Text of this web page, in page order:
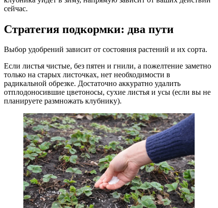
сейчас.
Стратегия подкормки: два пути
Выбор удобрений зависит от состояния растений и их сорта.
Если листья чистые, без пятен и гнили, а пожелтение заметно
только на старых листочках, нет необходимости в
радикальной обрезке. Достаточно аккуратно удалить
отплодоносившие цветоносы, сухие листья и усы (если вы не
планируете размножать клубнику).